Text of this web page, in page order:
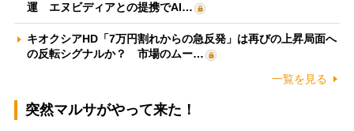
運 エヌビディアとの提携でAI…
キオクシアHD「7万円割れからの急反発」は再びの上昇局面へ
の反転シグナルか？ 市場のムー…
一覧を見る
突然マルサがやって来た！